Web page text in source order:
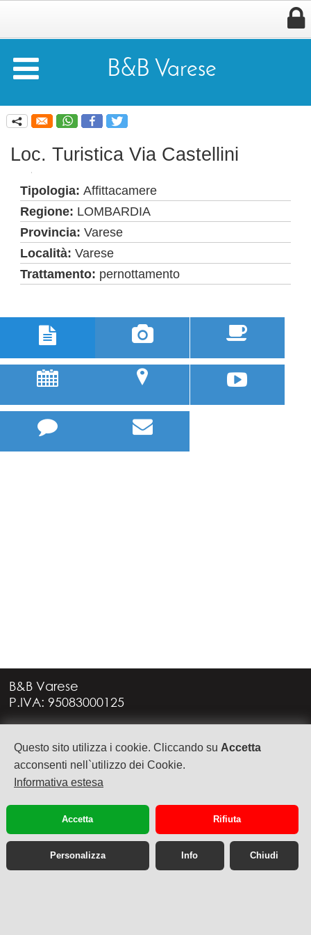
Questo sito utilizza i cookie. Cliccando su Accetta
acconsenti nell`utilizzo dei Cookie.
Informativa estesa
Accetta Rifiuta
Personalizza Info Chiudi

 B&B Varese
q
Loc. Turistica Via Castellini
Tipologia:Affittacamere
Regione: LOMBARDIA
Provincia:Varese
Località:Varese
Trattamento: pernottamento
  
; u 
 
B&B Varese
P.IVA: 95083000125
21949 CASTRONNO (VA)
+39 335 6088957
info@bbvarese.it
cookie